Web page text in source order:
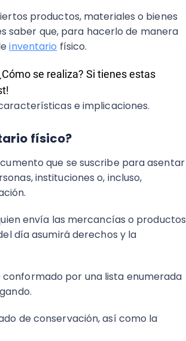
productos, materiales o bienes
saber que, para hacerlo de manera
inventario físico.
se realiza? Si tienes estas
e implicaciones.
físico?
que se suscribe para asentar
instituciones o, incluso,
envía las mercancías o productos
día asumirá derechos y la
por una lista enumerada
de conservación, así como la